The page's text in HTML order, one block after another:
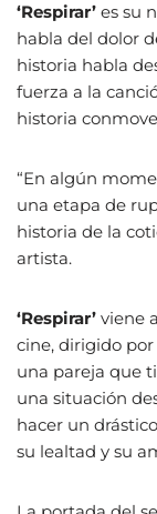
‘Respirar’ es su
habla del dolor
historia habla
fuerza a la
historia
“En algún
una etapa de
historia de la
artista.
‘Respirar’ viene
cine, dirigido
una pareja que
una situación
hacer un
su lealtad y su